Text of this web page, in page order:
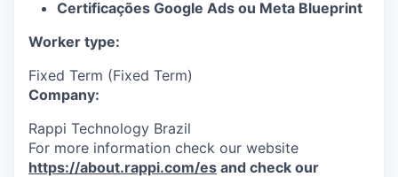
Certificações Google Ads ou Meta Blueprint
Worker type:
Fixed Term (Fixed Term)
Company:
Rappi Technology Brazil
For more information check our website
https://about.rappi.com/es and check our